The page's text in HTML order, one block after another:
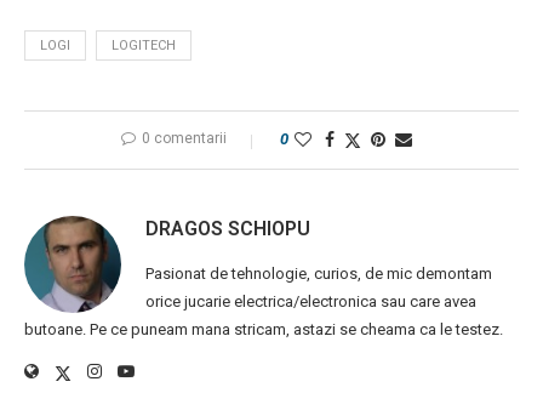
LOGI LOGITECH
0 comentarii 0
DRAGOS SCHIOPU
Pasionat de tehnologie, curios, de mic demontam
orice jucarie electrica/electronica sau care avea
butoane. Pe ce puneam mana stricam, astazi se cheama ca le testez.